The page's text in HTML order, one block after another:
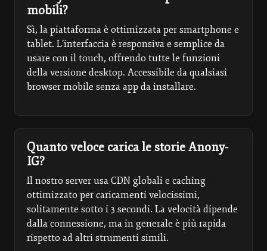
mobili?
Sì, la piattaforma è ottimizzata per smartphone e
tablet. L’interfaccia è responsiva e semplice da
usare con il touch, offrendo tutte le funzioni
della versione desktop. Accessibile da qualsiasi
browser mobile senza app da installare.
Quanto veloce carica le storie Anony-
IG?
Il nostro server usa CDN globali e caching
ottimizzato per caricamenti velocissimi,
solitamente sotto i 3 secondi. La velocità dipende
dalla connessione, ma in generale è più rapida
rispetto ad altri strumenti simili.